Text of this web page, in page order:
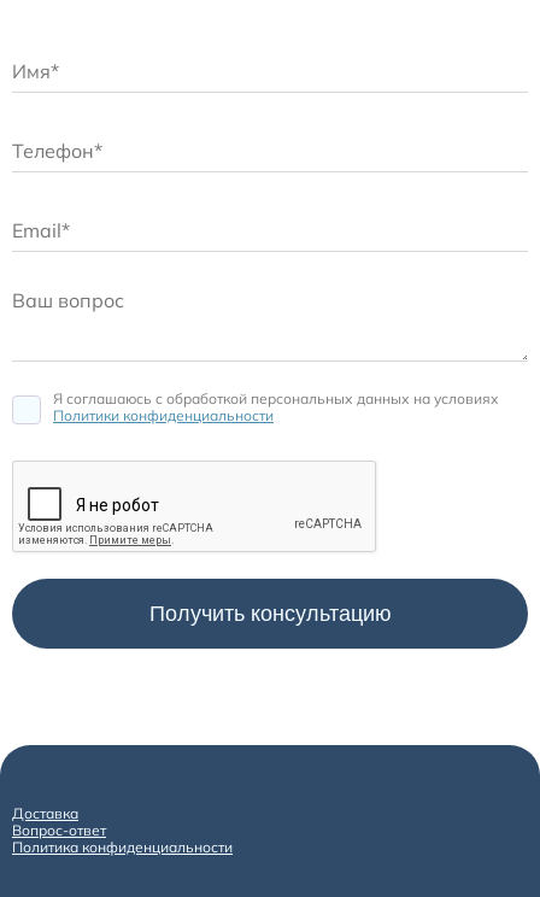
Я соглашаюсь c обработкой персональных данных на условиях
Политики конфиденциальности
Доставка
Вопрос-ответ
Политика конфиденциальности